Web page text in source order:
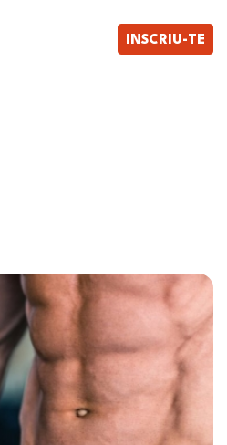
INSCRIU-TE